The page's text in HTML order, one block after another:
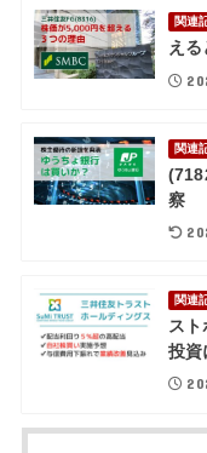
関連
え
関連
察
関連
ス
投資